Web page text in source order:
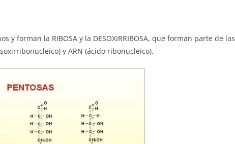
y forman la RIBOSA y la DESOXIRRIBOSA, que forman parte de las
y ARN (ácido ribonucleico).